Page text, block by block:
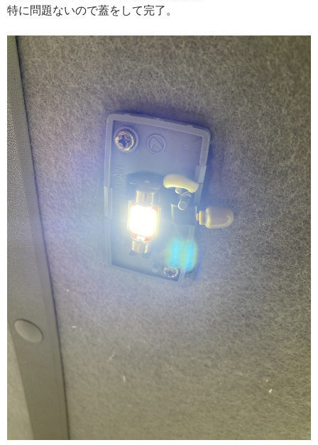
特に問題ないので蓋をして完了。